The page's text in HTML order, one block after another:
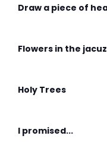
Draw a piece of
Flowers in the
Holy Trees
I promised...